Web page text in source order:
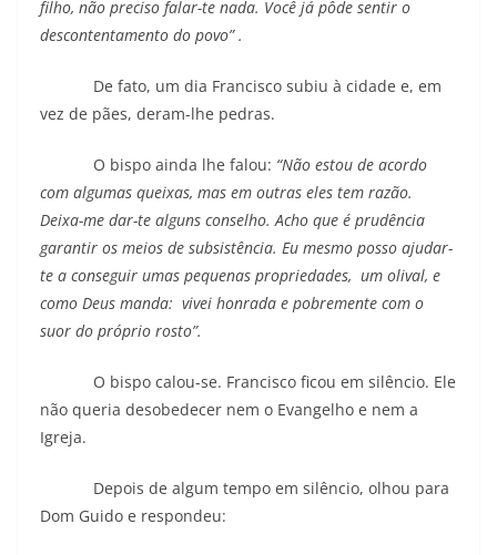
filho, não preciso falar-te nada. Você já pôde sentir o
descontentamento do povo” .
De fato, um dia Francisco subiu à cidade e, em
vez de pães, deram-lhe pedras.
O bispo ainda lhe falou: “Não estou de acordo
com algumas queixas, mas em outras eles tem razão.
Deixa-me dar-te alguns conselho. Acho que é prudência
garantir os meios de subsistência. Eu mesmo posso ajudar-
te a conseguir umas pequenas propriedades, um olival, e
como Deus manda: vivei honrada e pobremente com o
suor do próprio rosto”.
O bispo calou-se. Francisco ficou em silêncio. Ele
não queria desobedecer nem o Evangelho e nem a
Igreja.
Depois de algum tempo em silêncio, olhou para
Dom Guido e respondeu: